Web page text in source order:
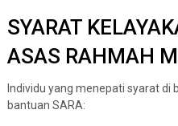
SYARAT
ASAS RAHMAH
Individu yang menepati syarat di
bantuan SARA: